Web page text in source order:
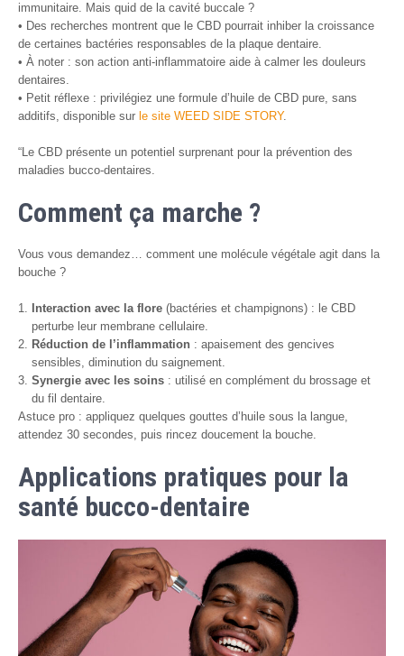
immunitaire. Mais quid de la cavité buccale ?
• Des recherches montrent que le CBD pourrait inhiber la croissance
de certaines bactéries responsables de la plaque dentaire.
• À noter : son action anti-inflammatoire aide à calmer les douleurs
dentaires.
• Petit réflexe : privilégiez une formule d’huile de CBD pure, sans
additifs, disponible sur le site WEED SIDE STORY.
“Le CBD présente un potentiel surprenant pour la prévention des
maladies bucco-dentaires.
Comment ça marche ?
Vous vous demandez… comment une molécule végétale agit dans la
bouche ?
Interaction avec la flore (bactéries et champignons) : le CBD
perturbe leur membrane cellulaire.
Réduction de l’inflammation : apaisement des gencives
sensibles, diminution du saignement.
Synergie avec les soins : utilisé en complément du brossage et
du fil dentaire.
Astuce pro : appliquez quelques gouttes d’huile sous la langue,
attendez 30 secondes, puis rincez doucement la bouche.
Applications pratiques pour la
santé bucco-dentaire